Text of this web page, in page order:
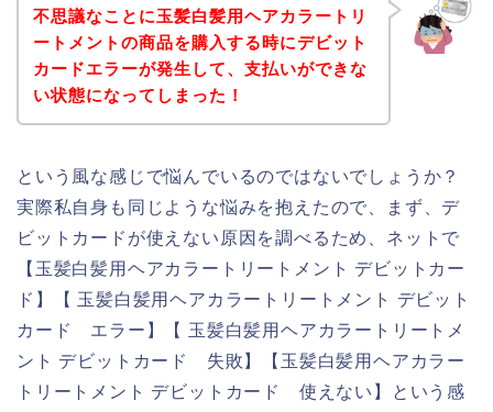
不思議なことに玉髪白髪用ヘアカラートリ
ートメントの商品を購入する時にデビット
カードエラーが発生して、支払いができな
い状態になってしまった！
という風な感じで悩んでいるのではないでしょうか？
実際私自身も同じような悩みを抱えたので、まず、デ
ビットカードが使えない原因を調べるため、ネットで
【玉髪白髪用ヘアカラートリートメント デビットカー
ド】【 玉髪白髪用ヘアカラートリートメント デビット
カード エラー】【 玉髪白髪用ヘアカラートリートメ
ント デビットカード 失敗】【玉髪白髪用ヘアカラー
トリートメント デビットカード 使えない】という感